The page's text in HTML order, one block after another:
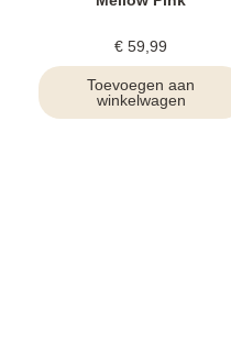
€ 59,99
Toevoegen aan
winkelwagen